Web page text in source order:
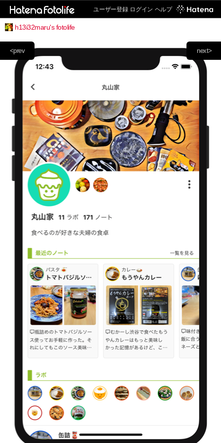
ユーザー登録 ログイン ヘルプ
h13i32maru's fotolife
next>
<prev